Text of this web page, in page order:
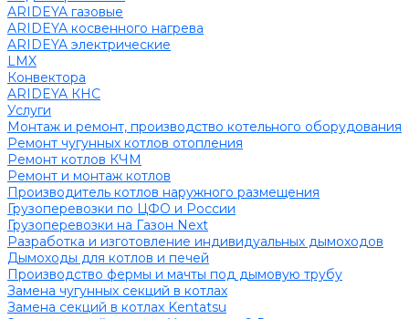
ARIDEYA газовые
ARIDEYA косвенного нагрева
ARIDEYA электрические
LMX
Конвектора
ARIDEYA КНС
Услуги
Монтаж и ремонт, производство котельного оборудования
Ремонт чугунных котлов отопления
Ремонт котлов КЧМ
Ремонт и монтаж котлов
Производитель котлов наружного размещения
Грузоперевозки по ЦФО и России
Грузоперевозки на Газон Next
Разработка и изготовление индивидуальных дымоходов
Дымоходы для котлов и печей
Производство фермы и мачты под дымовую трубу
Замена чугунных секций в котлах
Замена секций в котлах Kentatsu